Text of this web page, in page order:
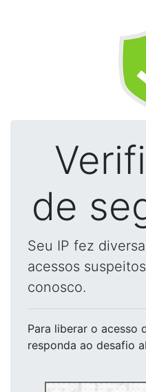
de
Seu IP fez
acessos
conosco.
Para liberar o acesso
responda ao desafio